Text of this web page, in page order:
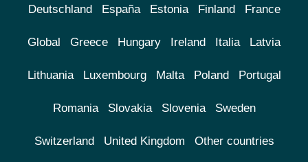
Deutschland España Estonia Finland France
Global Greece Hungary Ireland Italia Latvia
Lithuania Luxembourg Malta Poland Portugal
Romania Slovakia Slovenia Sweden
Switzerland United Kingdom Other countries